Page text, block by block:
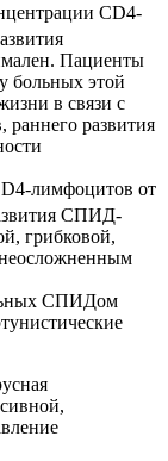
CD4-
Пациенты
больных этой
в связи с
раннего развития
лимфоцитов от
СПИД-
грибковой,
СПИДом